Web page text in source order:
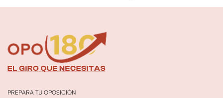
PREPARA TU OPOSICIÓN